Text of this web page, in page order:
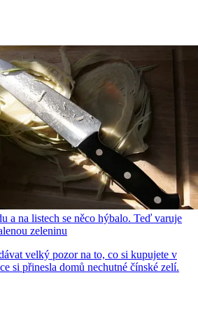
a na listech se něco hýbalo. Teď varuje
zeleninu
velký pozor na to, co si kupujete v
si přinesla domů nechutné čínské zelí.